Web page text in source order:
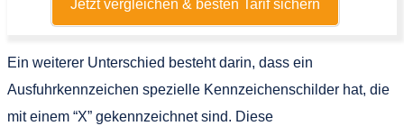
Jetzt vergleichen & besten Tarif sichern
Ein weiterer Unterschied besteht darin, dass ein
Ausfuhrkennzeichen spezielle Kennzeichenschilder hat, die
mit einem “X” gekennzeichnet sind. Diese